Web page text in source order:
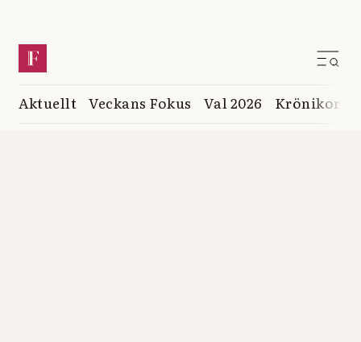
Aktuellt Veckans Fokus Val 2026 Krönikor